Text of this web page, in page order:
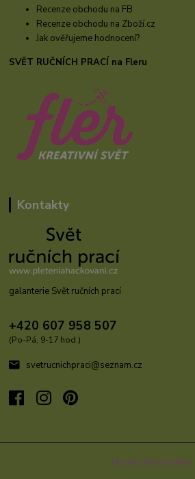
Recenze obchodu na FB
Recenze obchodu na Zboží.cz
Jak ověřujeme hodnocení?
SVĚT RUČNÍCH PRACÍ na Fleru
Kontakty
galanterie Svět ručních prací
+420 607 958 507
(Po-Pá, 9-17 hod.)
svetrucnichpraci@seznam.cz
Upravit sběr cookies.